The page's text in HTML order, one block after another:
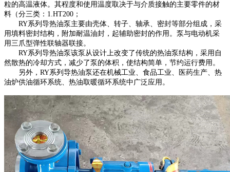
粒的高温液体。其程度和使用温度取决于与介质接触的主要零件的材
料（分三类：1.HT200；
RY系列导热油泵主要由壳体、转子、轴承、密封等部分组成，采
用填料密封结构，附加耐温油封，起辅助密封的作用。泵与电动机采
用三爪型弹性联轴器联接。
RY系列导热油泵该泵从设计上改变了传统的热油泵结构，采用自
然散热的冷却方式，减少了泵的体积，使结构简单，节约运行费用。
另外， RY系列导热油泵还在机械工业、食品工业、医药生产、热
油炉供油循环系统、热油取暖循环系统中广泛应用。